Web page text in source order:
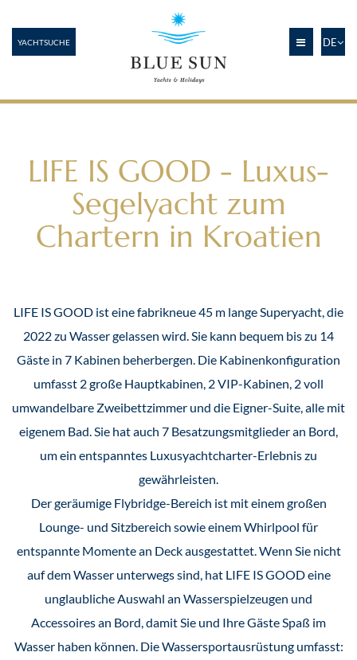
YACHTSUCHE DE
LIFE IS GOOD - Luxus-
Segelyacht zum
Chartern in Kroatien
LIFE IS GOOD ist eine fabrikneue 45 m lange Superyacht, die
2022 zu Wasser gelassen wird. Sie kann bequem bis zu 14
Gäste in 7 Kabinen beherbergen. Die Kabinenkonfiguration
umfasst 2 große Hauptkabinen, 2 VIP-Kabinen, 2 voll
umwandelbare Zweibettzimmer und die Eigner-Suite, alle mit
eigenem Bad. Sie hat auch 7 Besatzungsmitglieder an Bord,
um ein entspanntes Luxusyachtcharter-Erlebnis zu
gewährleisten.
Der geräumige Flybridge-Bereich ist mit einem großen
Lounge- und Sitzbereich sowie einem Whirlpool für
entspannte Momente an Deck ausgestattet. Wenn Sie nicht
auf dem Wasser unterwegs sind, hat LIFE IS GOOD eine
unglaubliche Auswahl an Wasserspielzeugen und
Accessoires an Bord, damit Sie und Ihre Gäste Spaß im
Wasser haben können. Die Wassersportausrüstung umfasst: